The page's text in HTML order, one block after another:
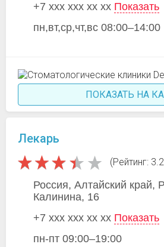
+7 xxx xxx xx xx Показать
пн,вт,ср,чт,вс 08:00–14:00
ПОКАЗАТЬ НА
Лекарь
(Рейтинг:
Россия, Алтайский край,
Калинина, 16
+7 xxx xxx xx xx Показать
пн-пт 09:00–19:00